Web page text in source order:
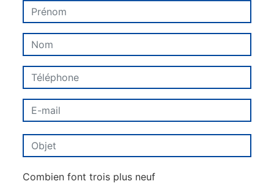
Combien font trois plus neuf